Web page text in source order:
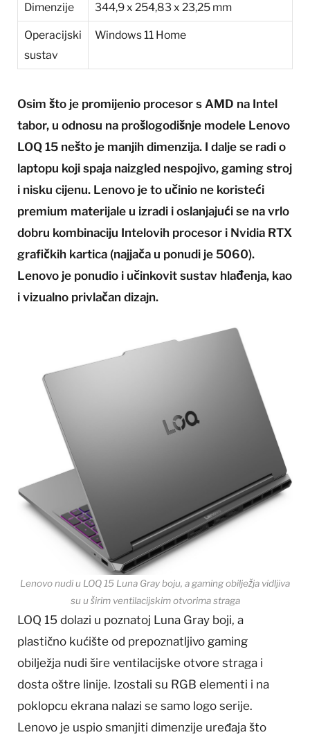
Dimenzije 344,9 x 254,83 x 23,25 mm
Operacijski
sustav
Windows 11 Home
Osim što je promijenio procesor s AMD na Intel
tabor, u odnosu na prošlogodišnje modele Lenovo
LOQ 15 nešto je manjih dimenzija. I dalje se radi o
laptopu koji spaja naizgled nespojivo, gaming stroj
i nisku cijenu. Lenovo je to učinio ne koristeći
premium materijale u izradi i oslanjajući se na vrlo
dobru kombinaciju Intelovih procesor i Nvidia RTX
grafičkih kartica (najjača u ponudi je 5060).
Lenovo je ponudio i učinkovit sustav hlađenja, kao
i vizualno privlačan dizajn.
Lenovo nudi u LOQ 15 Luna Gray boju, a gaming obilježja vidljiva
su u širim ventilacijskim otvorima straga
LOQ 15 dolazi u poznatoj Luna Gray boji, a
plastično kućište od prepoznatljivo gaming
obilježja nudi šire ventilacijske otvore straga i
dosta oštre linije. Izostali su RGB elementi i na
poklopcu ekrana nalazi se samo logo serije.
Lenovo je uspio smanjiti dimenzije uređaja što